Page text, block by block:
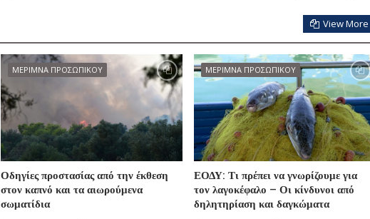
View More
ΜΕΡΙΜΝΑ ΠΡΟΣΩΠΙΚΟΥ
Οδηγίες προστασίας από την έκθεση
στον καπνό και τα αιωρούμενα
σωματίδια
ΜΕΡΙΜΝΑ ΠΡΟΣΩΠΙΚΟΥ
ΕΟΔΥ: Τι πρέπει να γνωρίζουμε για
τον λαγοκέφαλο – Οι κίνδυνοι από
δηλητηρίαση και δαγκώματα